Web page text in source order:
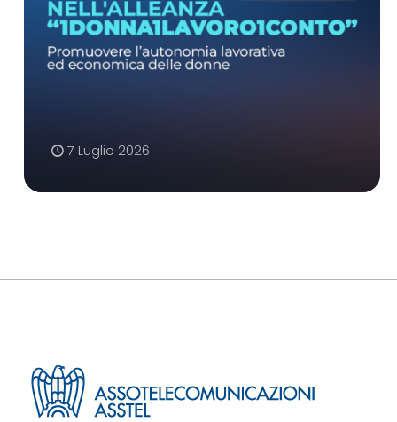
7 Luglio 2026